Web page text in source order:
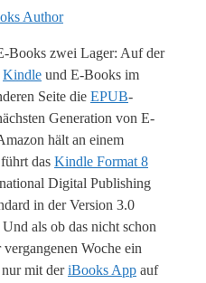
Books zwei Lager: Auf der
Kindle und E-Books im
Seite die EPUB-
Generation von E-
hält an einem
das Kindle Format 8
Digital Publishing
in der Version 3.0
als ob das nicht schon
Woche ein
nur mit deriBooks App auf